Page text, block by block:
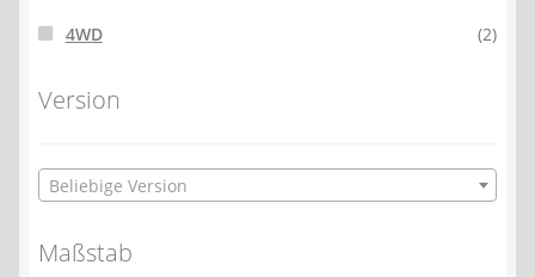
4WD (2)
Version
Beliebige Version
Maßstab